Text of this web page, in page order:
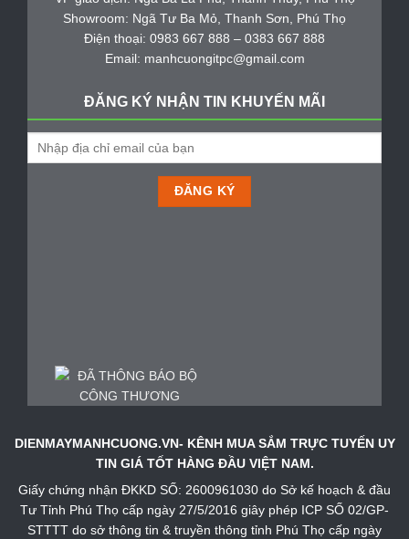
Showroom: Ngã Tư Ba Mỏ, Thanh Sơn, Phú Thọ
Điện thoại: 0983 667 888 – 0383 667 888
Email: manhcuongitpc@gmail.com
ĐĂNG KÝ NHẬN TIN KHUYẾN MÃI
DIENMAYMANHCUONG.VN- KÊNH MUA SẮM TRỰC TUYẾN UY
TIN GIÁ TỐT HÀNG ĐẦU VIỆT NAM.
Giấy chứng nhận ĐKKD SỐ: 2600961030 do Sở kế hoạch & đầu
Tư Tỉnh Phú Thọ cấp ngày 27/5/2016 giây phép ICP SỐ 02/GP-
STTTT do sở thông tin & truyền thông tỉnh Phú Thọ cấp ngày